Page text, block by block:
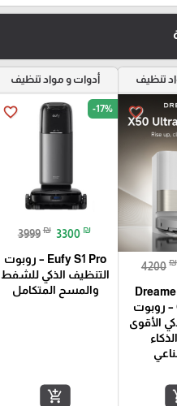
تنظيف
favorite_border
4200 ₪
Complete – روبوت
الأقوى
أدوات و مواد تنظيف
favorite_border -17%
3999 ₪ 3300 ₪
Eufy S1 Pro – روبوت
التنظيف الذكي للشفط
والمسح المتكامل
add_shopping_cart